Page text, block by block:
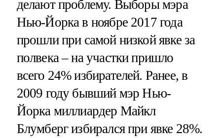
делают проблему. Выборы мэра
Нью-Йорка в ноябре 2017 года
прошли при самой низкой явке за
полвека – на участки пришло
всего 24% избирателей. Ранее, в
2009 году бывший мэр Нью-
Йорка миллиардер Майкл
Блумберг избирался при явке 28%.